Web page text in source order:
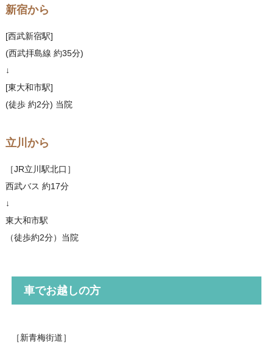
新宿から
[西武新宿駅]
(西武拝島線 約35分)
↓
[東大和市駅]
(徒歩 約2分) 当院
立川から
［JR立川駅北口］
西武バス 約17分
↓
東大和市駅
（徒歩約2分）当院
車でお越しの方
［新青梅街道］